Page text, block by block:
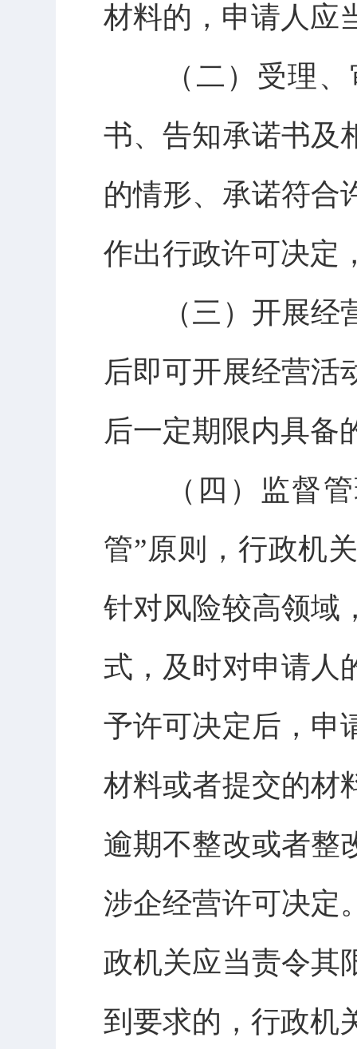
材料的，申请人应
（二）受理、
书、告知承诺书及
的情形、承诺符合
作出行政许可决定
（三）开展经营
后即可开展经营活
后一定期限内具备
（四）监督管
管”原则，行政机
针对风险较高领域
式，及时对申请人
予许可决定后，申
材料或者提交的材
逾期不整改或者整
涉企经营许可决定
政机关应当责令其
到要求的，行政机